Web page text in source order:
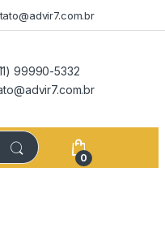
99990-5332
0